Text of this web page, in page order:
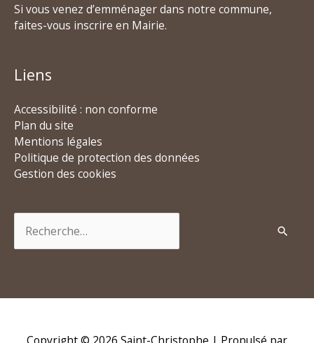
Si vous venez d’emménager dans notre commune,
faites-vous inscrire en Mairie.
Liens
Accessibilité : non conforme
Plan du site
Mentions légales
Politique de protection des données
Gestion des cookies